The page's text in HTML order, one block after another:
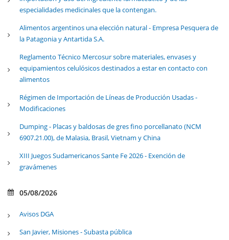
especialidades medicinales que la contengan.
Alimentos argentinos una elección natural - Empresa Pesquera de
la Patagonia y Antartida S.A.
Reglamento Técnico Mercosur sobre materiales, envases y
equipamientos celulósicos destinados a estar en contacto con
alimentos
Régimen de Importación de Líneas de Producción Usadas -
Modificaciones
Dumping - Placas y baldosas de gres fino porcellanato (NCM
6907.21.00), de Malasia, Brasil, Vietnam y China
XIII Juegos Sudamericanos Sante Fe 2026 - Exención de
gravámenes
05/08/2026
Avisos DGA
San Javier, Misiones - Subasta pública